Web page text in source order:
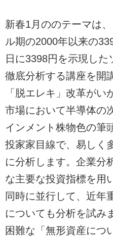
新春1月ののテーマは
ル期の2000年以来の
日に3398円を示現した
徹底分析する講座を開
「脱エレキ」改革がい
市場において半導体の
インメント株物色の筆
投家家目線で、易しく
に分析します。企業分
な主要な投資指標を用
同時に並行して、近年
についても分析を試み
困難な「無形資産につ